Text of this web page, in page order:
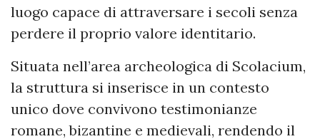
luogo capace di attraversare i secoli senza
perdere il proprio valore identitario.
Situata nell’area archeologica di Scolacium,
la struttura si inserisce in un contesto
unico dove convivono testimonianze
romane, bizantine e medievali, rendendo il